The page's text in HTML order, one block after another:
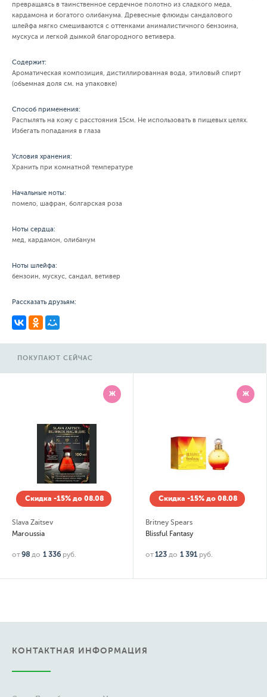
превращаясь в таинственное сердечное полотно из сладкого меда,
кардамона и богатого олибанума. Древесные флюиды сандалового
шлейфа мягко смешиваются с оттенками анималистичного бензоина,
мускуса и легкой дымкой благородного ветивера.
Содержит:
Ароматическая композиция, дистиллированная вода, этиловый спирт
(объемная доля см. на упаковке)
Способ применения:
Распылять на кожу с расстояния 15см. Не использовать в пищевых целях.
Избегать попадания в глаза
Условия хранения:
Хранить при комнатной температуре
Начальные ноты:
помело, шафран, болгарская роза
Ноты сердца:
мед, кардамон, олибанум
Ноты шлейфа:
бензоин, мускус, сандал, ветивер
Рассказать друзьям:
ПОКУПАЮТ СЕЙЧАС
Ж
Скидка -15% до 08.08
Slava Zaitsev
Maroussia
от98 до 1 336 руб.
Ж
Скидка -15% до 08.08
Britney Spears
Blissful Fantasy
от123 до 1 391 руб.
КОНТАКТНАЯ ИНФОРМАЦИЯ